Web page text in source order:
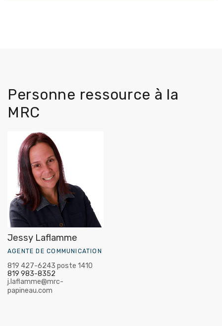
Personne ressource à la
MRC
Jessy Laflamme
AGENTE DE COMMUNICATION
819 427-6243 poste 1410
819 983-8352
j.laflamme@mrc-
papineau.com